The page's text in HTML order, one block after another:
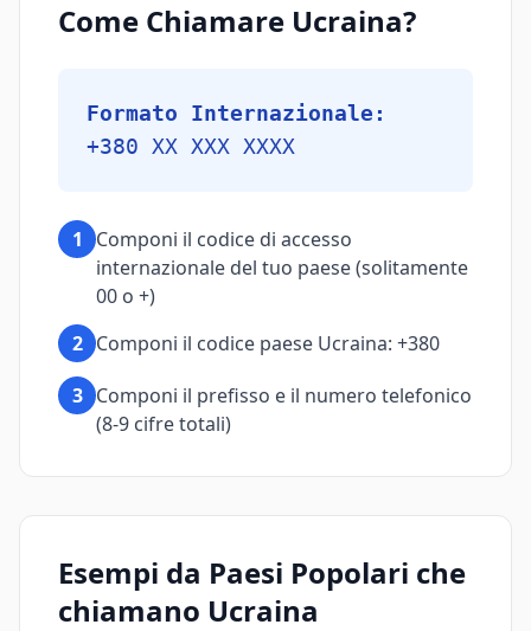
Come Chiamare Ucraina?
Formato Internazionale:
+380 XX XXX XXXX
1
Componi il codice di accesso
internazionale del tuo paese (solitamente
00 o +)
2 Componi il codice paese Ucraina: +380
3 Componi il prefisso e il numero telefonico
(8-9 cifre totali)
Esempi da Paesi Popolari che
chiamano Ucraina